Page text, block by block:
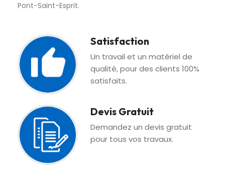
Pont-Saint-Esprit.
Satisfaction
Un travail et un matériel de
qualité, pour des clients 100%
satisfaits.
Devis Gratuit
Demandez un devis gratuit
pour tous vos travaux.